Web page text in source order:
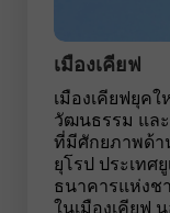
เมืองเคียฟ
เมืองเคียฟยุค
วัฒนธรรม และ
ที่มีศักยภาพด้า
ยุโรป ประเทศ
ธนาคารแห่งช
ในเมืองเคียฟ